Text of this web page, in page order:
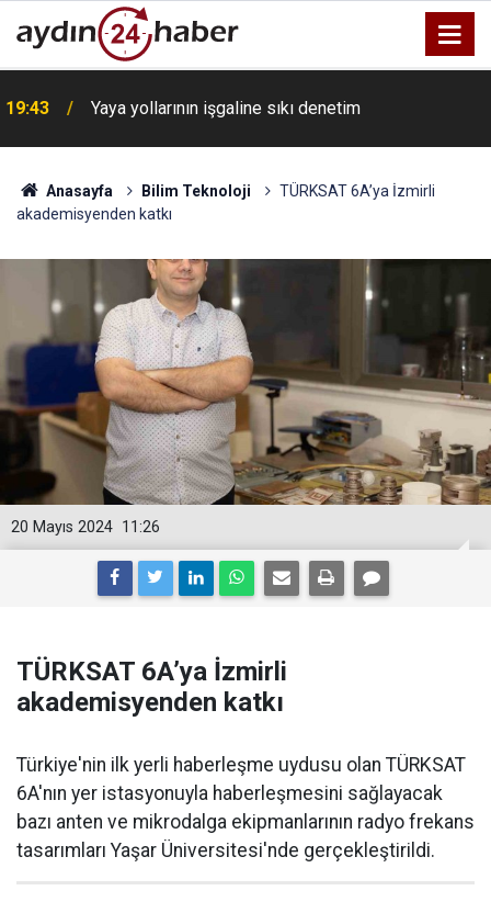
19:43 Yaya yollarının işgaline sıkı denetim
Anasayfa Bilim Teknoloji
TÜRKSAT 6A’ya İzmirli
akademisyenden katkı
11:26
20 Mayıs 2024
TÜRKSAT 6A’ya İzmirli
akademisyenden katkı
Türkiye'nin ilk yerli haberleşme uydusu olan TÜRKSAT
6A'nın yer istasyonuyla haberleşmesini sağlayacak
bazı anten ve mikrodalga ekipmanlarının radyo frekans
tasarımları Yaşar Üniversitesi'nde gerçekleştirildi.